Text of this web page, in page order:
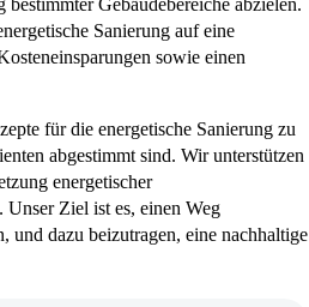
Sanierung auf eine
sowie einen
für die energetische Sanierung zu
abgestimmt sind. Wir unterstützen
energetischer
Unser Ziel ist es, einen Weg
dazu beizutragen, eine nachhaltige